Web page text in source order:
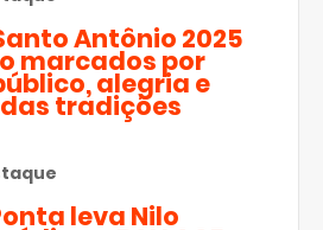
Antônio 2025
marcados por
alegria e
tradições
leva Nilo